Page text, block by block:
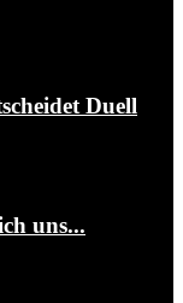
Duell
uns...